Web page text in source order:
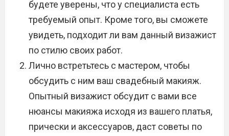
будете уверены, что у специалиста есть
требуемый опыт. Кроме того, вы сможете
увидеть, подходит ли вам данный визажист
по стилю своих работ.
Лично встретьтесь с мастером, чтобы
обсудить с ним ваш свадебный макияж.
Опытный визажист обсудит с вами все
нюансы макияжа исходя из вашего платья,
прически и аксессуаров, даст советы по